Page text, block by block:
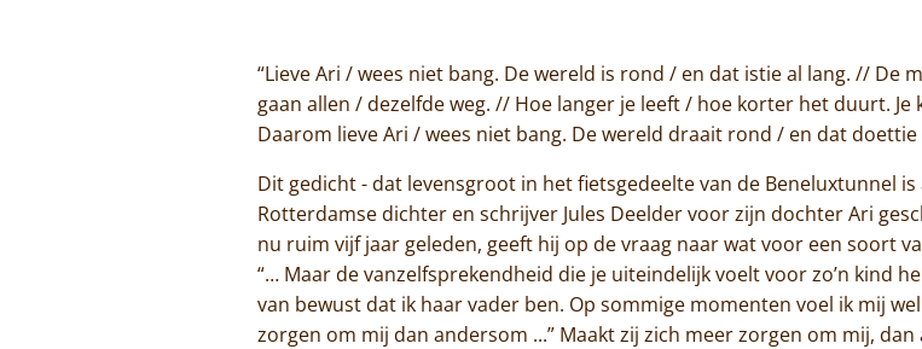
De
“Lieve Ari / wees niet bang. De wereld is rond / en dat istie al lang. // De
gaan allen / dezelfde weg. // Hoe langer je leeft / hoe korter het duurt.
Daarom lieve Ari / wees niet bang. De wereld draait rond / en dat doettie
Dit gedicht - dat levensgroot in het fietsgedeelte van de Beneluxtunnel
Rotterdamse dichter en schrijver Jules Deelder voor zijn dochter Ari
nu ruim vijf jaar geleden, geeft hij op de vraag naar wat voor een soort
“… Maar de vanzelfsprekendheid die je uiteindelijk voelt voor zo’n kind
van bewust dat ik haar vader ben. Op sommige momenten voel ik mij
zorgen om mij dan andersom ...” Maakt zij zich meer zorgen om mij,